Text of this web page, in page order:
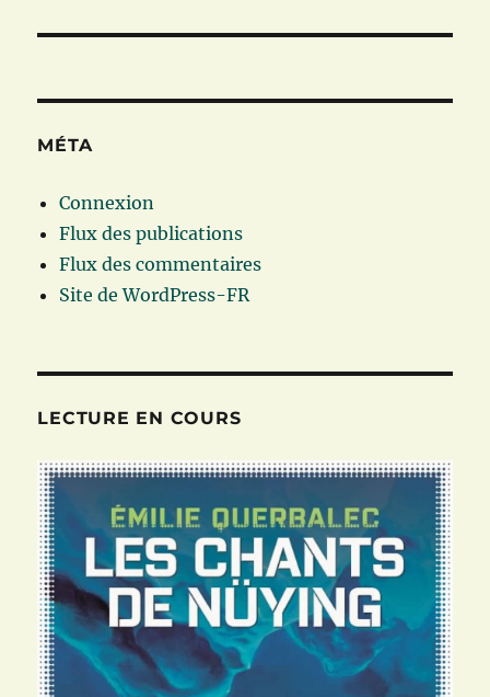
MÉTA
Connexion
Flux des publications
Flux des commentaires
Site de WordPress-FR
LECTURE EN COURS